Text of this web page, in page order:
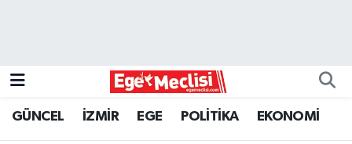
GÜNCEL İZMİR EGE POLİTİKA EKONOMİ
GÜNCEL